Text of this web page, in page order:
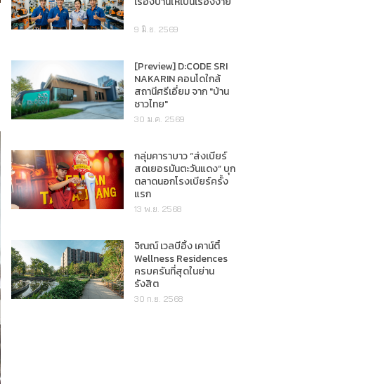
9 มิ.ย. 2569
[Preview] D:CODE SRI
NAKARIN คอนโดใกล้
สถานีศรีเอี่ยม จาก "บ้าน
ชาวไทย"
30 ม.ค. 2569
กลุ่มคาราบาว “ส่งเบียร์
สดเยอรมันตะวันแดง” บุก
ตลาดนอกโรงเบียร์ครั้ง
แรก
13 พ.ย. 2568
จิณณ์ เวลบีอิ้ง เคาน์ตี้
Wellness Residences
ครบครันที่สุดในย่าน
รังสิต
30 ก.ย. 2568